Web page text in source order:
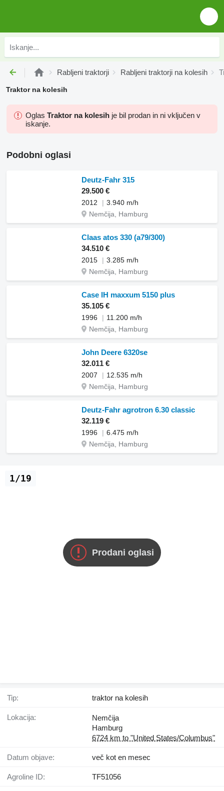
Rabljeni traktorji Rabljeni traktorji na kolesih
Traktor na kolesih
Oglas Traktor na kolesih je bil prodan in ni vključen v
iskanje.
Podobni oglasi
Deutz-Fahr 315
29.500 €
2012
3.940 m/h
Nemčija, Hamburg
Claas atos 330 (a79/300)
34.510 €
2015
3.285 m/h
Nemčija, Hamburg
Case IH maxxum 5150 plus
35.105 €
1996
11.200 m/h
Nemčija, Hamburg
John Deere 6320se
32.011 €
2007
12.535 m/h
Nemčija, Hamburg
Deutz-Fahr agrotron 6.30 classic
32.119 €
1996
6.475 m/h
Nemčija, Hamburg
Prodani oglasi
1/19
Tip: traktor na kolesih
Lokacija:
Nemčija
Hamburg
6724 km to "United States/Columbus"
Datum objave: več kot en mesec
Agroline ID: TF51056